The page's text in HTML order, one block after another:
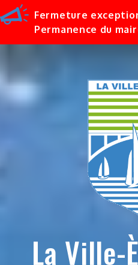
Fermeture
Permanence du
content
La Ville-